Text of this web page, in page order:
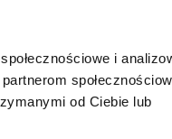
i
od Ciebie lub